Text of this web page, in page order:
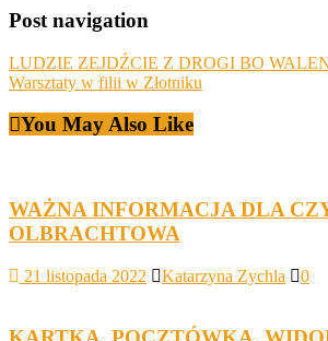
Post navigation
LUDZIE ZEJDŹCIE Z DROGI BO
Warsztaty w filii w Złotniku
You May Also Like
WAŻNA INFORMACJA DLA
OLBRACHTOWA
21 listopada 2022 Katarzyna Zychla 0